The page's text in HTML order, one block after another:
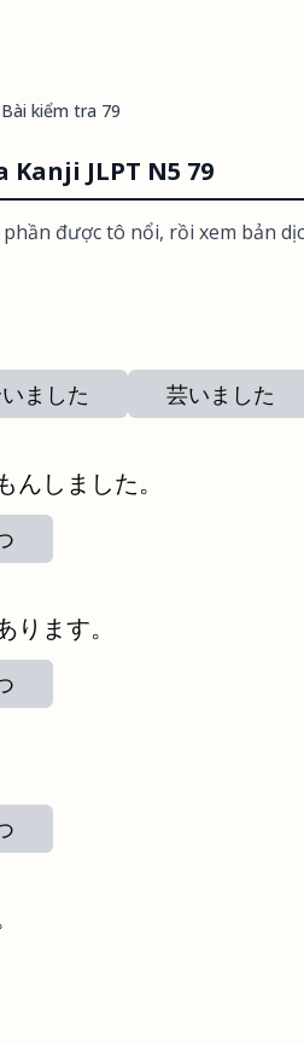
Bài kiểm tra 79
JLPT N5 79
được tô nổi, rồi xem bản
ました 芸いました
しました。
ります。